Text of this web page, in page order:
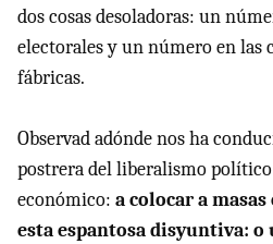
dos cosas desoladoras: un
electorales y un número en las
fábricas.
Observad adónde nos ha
postrera del liberalismo
económico: a colocar a
esta espantosa disyuntiva: o